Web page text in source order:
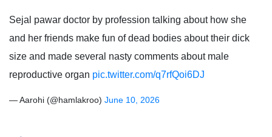
Sejal pawar doctor by profession talking about how she
and her friends make fun of dead bodies about their dick
size and made several nasty comments about male
reproductive organ pic.twitter.com/q7rfQoi6DJ
— Aarohi (@hamlakroo) June 10, 2026